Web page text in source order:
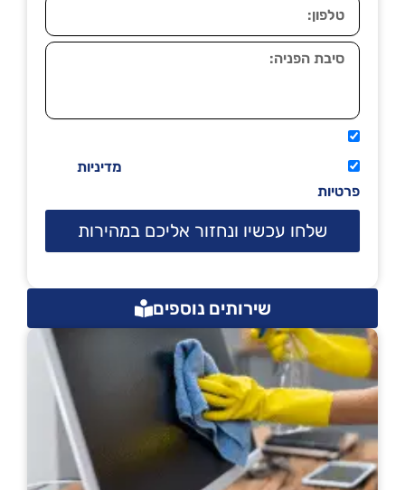
מדיניות
פרטיות
שלחו עכשיו ונחזור אליכם במהירות
שירותים נוספים